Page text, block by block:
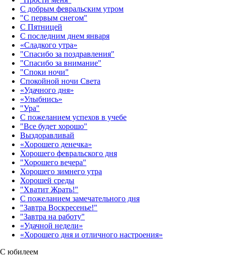
С добрым февральским утром
"С первым снегом"
С Пятницей
С последним днем января
«Сладкого утра»‎
"Спасибо за поздравления"
"Спасибо за внимание"
"Споки ночи"
Спокойной ночи Света
«Удачного дня»‎
«Улыбнись»‎
"Ура"
С пожеланием успехов в учебе
"Все будет хорошо"
Выздоравливай
«‎Хорошего денечка»‎
Хорошего февральского дня
"Хорошего вечера"
Хорошего зимнего утра
Хорошей среды
"Хватит Жрать!"
С пожеланием замечательного дня
"Завтра Воскресенье!"
"Завтра на работу"
«Удачной недели»‎
«Хорошего дня и отличного настроения»‎
С юбилеем